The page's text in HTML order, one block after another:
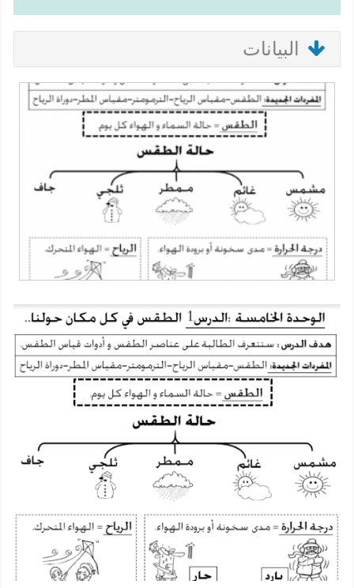
البيانات